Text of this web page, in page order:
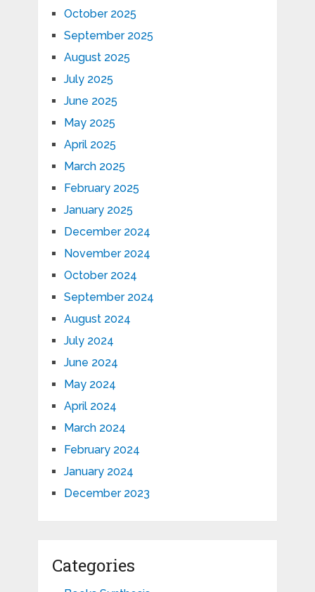
October 2025
September 2025
August 2025
July 2025
June 2025
May 2025
April 2025
March 2025
February 2025
January 2025
December 2024
November 2024
October 2024
September 2024
August 2024
July 2024
June 2024
May 2024
April 2024
March 2024
February 2024
January 2024
December 2023
Categories